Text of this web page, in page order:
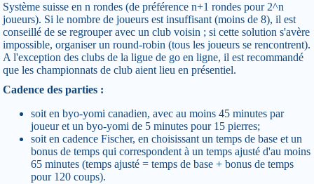
Système suisse en n rondes (de préférence n+1 rondes pour 2^n
joueurs). Si le nombre de joueurs est insuffisant (moins de 8), il est
conseillé de se regrouper avec un club voisin ; si cette solution s'avère
impossible, organiser un round-robin (tous les joueurs se rencontrent).
A l'exception des clubs de la ligue de go en ligne, il est recommandé
que les championnats de club aient lieu en présentiel.
Cadence des parties :
soit en byo-yomi canadien, avec au moins 45 minutes par
joueur et un byo-yomi de 5 minutes pour 15 pierres;
soit en cadence Fischer, en choisissant un temps de base et un
bonus de temps qui correspondent à un temps ajusté d'au moins
65 minutes (temps ajusté = temps de base + bonus de temps
pour 120 coups).